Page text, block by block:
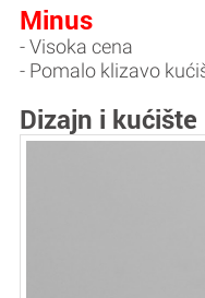
Minus
- Visoka cena
- Pomalo klizavo
Dizajn i kućište